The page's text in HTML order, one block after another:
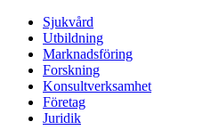
Sjukvård
Utbildning
Marknadsföring
Forskning
Konsultverksamhet
Företag
Juridik